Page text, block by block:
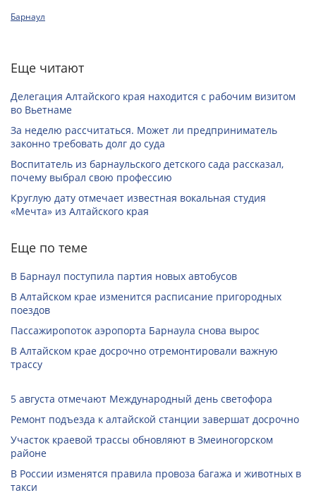
Барнаул
Еще читают
Делегация Алтайского края находится с рабочим визитом
во Вьетнаме
За неделю рассчитаться. Может ли предприниматель
законно требовать долг до суда
Воспитатель из барнаульского детского сада рассказал,
почему выбрал свою профессию
Круглую дату отмечает известная вокальная студия
«Мечта» из Алтайского края
Еще по теме
В Барнаул поступила партия новых автобусов
В Алтайском крае изменится расписание пригородных
поездов
Пассажиропоток аэропорта Барнаула снова вырос
В Алтайском крае досрочно отремонтировали важную
трассу
5 августа отмечают Международный день светофора
Ремонт подъезда к алтайской станции завершат досрочно
Участок краевой трассы обновляют в Змеиногорском
районе
В России изменятся правила провоза багажа и животных в
такси